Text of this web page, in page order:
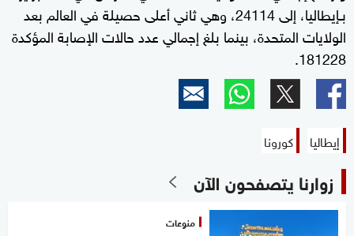
بـإيطاليا، إلى 24114، وهي ثاني أعلى حصيلة في العالم بعد
الولايات المتحدة، بينما بلغ إجمالي عدد حالات الإصابة المؤكدة
181228.
إيطاليا كورونا
زوارنا يتصفحون الآن
منوعات